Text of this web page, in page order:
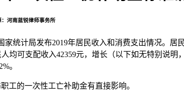
：河南蓝锐律师事务所
家统计局发布2019年居民收入和消费支出情况。
均可支配收入42359元，增长（以下如无特别说
。
工的一次性工亡补助金有直接影响。